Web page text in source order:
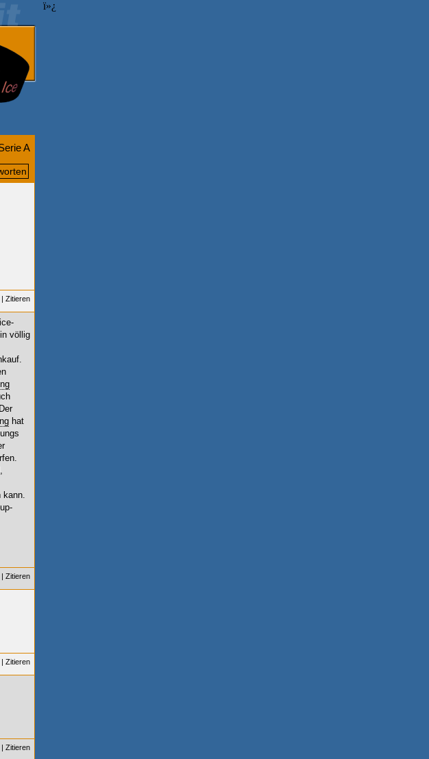
ï»¿
A
| Zitieren
völlig
hat
kann.
| Zitieren
| Zitieren
| Zitieren